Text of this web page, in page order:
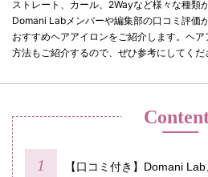
ストレート、カール、2Wayなど様々な種類
Domani Labメンバーや編集部の口コミ評価
おすすめヘアアイロンをご紹介します。ヘ
方法もご紹介するので、ぜひ参考にしてくだ
【口コミ付き】Domani